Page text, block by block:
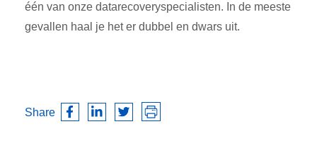
één van onze datarecoveryspecialisten. In de meeste
gevallen haal je het er dubbel en dwars uit.
Share